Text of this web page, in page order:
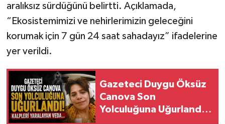
aralıksız sürdüğünü belirtti. Açıklamada,
“Ekosistemimizi ve nehirlerimizin geleceğini
korumak için 7 gün 24 saat sahadayız” ifadelerine
yer verildi.
Gazeteci Duygu Öksüz
Canova Son
Yolculuğuna Uğurlandı!